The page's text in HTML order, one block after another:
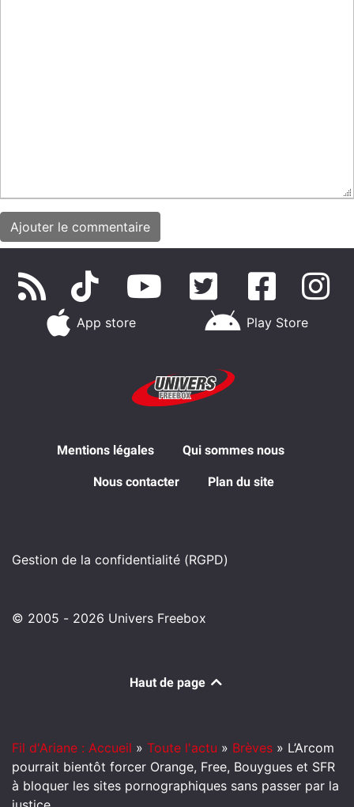
App store Play Store
Mentions légales Qui sommes nous
Nous contacter Plan du site
Gestion de la confidentialité (RGPD)
© 2005 - 2026 Univers Freebox
Haut de page
Fil d'Ariane : Accueil » Toute l'actu » Brèves » L’Arcom
pourrait bientôt forcer Orange, Free, Bouygues et SFR
à bloquer les sites pornographiques sans passer par la